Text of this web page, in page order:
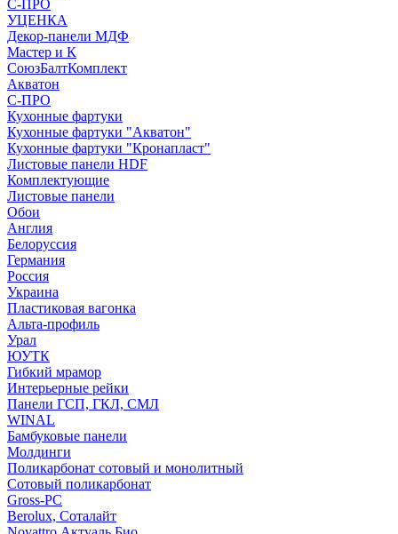
С-ПРО
УЦЕНКА
Декор-панели МДФ
Мастер и К
СоюзБалтКомплект
Акватон
С-ПРО
Кухонные фартуки
Кухонные фартуки "Акватон"
Кухонные фартуки "Кронапласт"
Листовые панели HDF
Комплектующие
Листовые панели
Обои
Англия
Белоруссия
Германия
Россия
Украина
Пластиковая вагонка
Альта-профиль
Урал
ЮУТК
Гибкий мрамор
Интерьерные рейки
Панели ГСП, ГКЛ, СМЛ
WINAL
Бамбуковые панели
Молдинги
Поликарбонат сотовый и монолитный
Сотовый поликарбонат
Gross-PC
Berolux, Соталайт